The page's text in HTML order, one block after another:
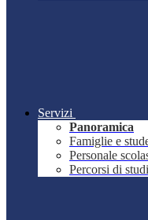
Servizi
Panoramica
Famiglie e
Personale
Percorsi di